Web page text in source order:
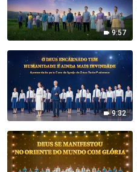
9:57
9:32